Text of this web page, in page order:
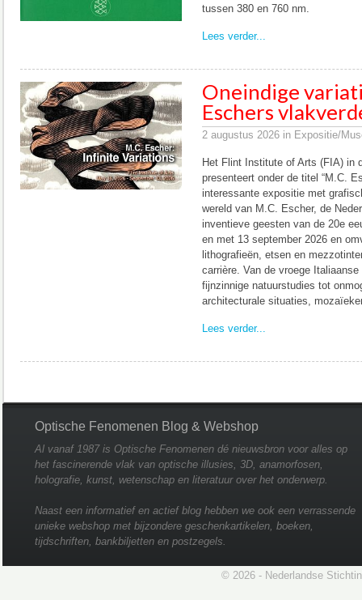
tussen 380 en 760 nm.
Lees verder...
Oneindige
Eschers
2 augustus 2026 in Expositie/
Het Flint Institute of Arts (FIA) in
presenteert onder de titel “M.C.
interessante expositie met
wereld van M.C. Escher, de
inventieve geesten van de 20e
en met 13 september 2026 en
lithografieën, etsen en
carrière. Van de vroege
fijnzinnige natuurstudies tot
architecturale situaties,
Lees verder...
Optische Fenomenen Blog & Webshop
Al vanaf 1987 is Optische Fenomenen dé nieuwsbron voor alles op
het fascinerende vlak van optische illusies, 3D, anamorfosen,
holografie, kunst, wetenschap en literatuur over het onderwerp.
Naast een informatief en actief blog hebben we ook een verrassende
unieke webshop met bijzondere geschenkartikelen, boeken,
tijdschriften, bankbiljetten en postzegels.
© 2026 - Nederlandse